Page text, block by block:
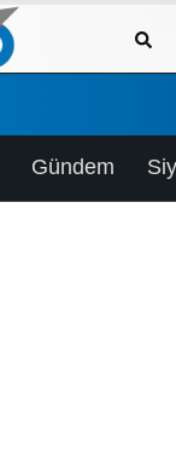
Gündem